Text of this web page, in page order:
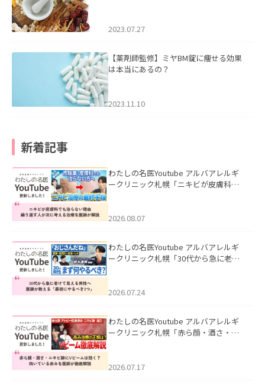
2023.07.27
【薬剤師監修】ミヤBM錠に痩せる効果
は本当にあるの？
2023.11.10
新着記事
わたしの名医Youtube アルバアレルギ
ークリニック札幌「ニキビが皮膚科で
ました。
2026.08.07
わたしの名医Youtube アルバアレルギ
ークリニック札幌「30代から急に老け
た。
2026.07.24
わたしの名医Youtube アルバアレルギ
ークリニック札幌「赤ら顔・酒さ・ニ
した。
2026.07.17